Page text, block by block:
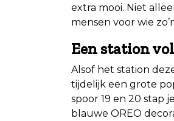
extra mooi. Niet
mensen voor wie
Een station
Alsof het station
tijdelijk een grote
spoor 19 en 20 stap
blauwe OREO